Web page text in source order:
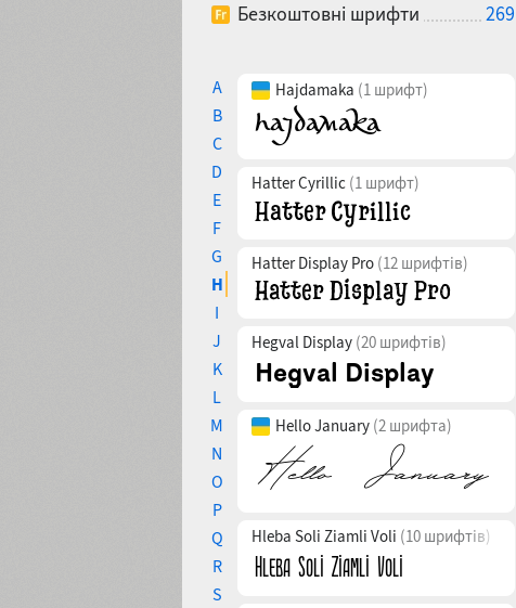
Безкоштовні шрифти
269
A
B
C
D
E
F
G
H
I
J
K
L
M
N
O
P
Q
R
S
Hajdamaka (1 шрифт)
Hatter Cyrillic (1 шрифт)
Hatter Display Pro (12 шрифтів)
Hegval Display (20 шрифтів)
Hello January (2 шрифта)
Hleba Soli Ziamli Voli (10 шрифтів)